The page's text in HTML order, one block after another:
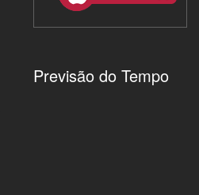
Previsão do Tempo